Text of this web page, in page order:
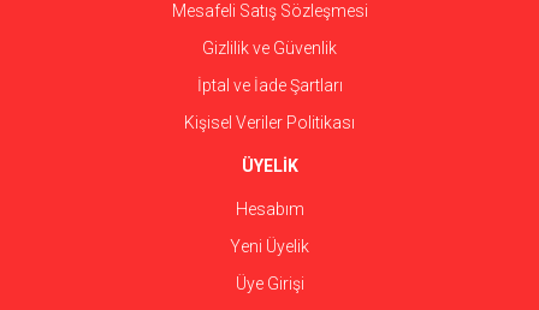
Mesafeli Satış Sözleşmesi
Gizlilik ve Güvenlik
İptal ve İade Şartları
Kişisel Veriler Politikası
ÜYELİK
Hesabım
Yeni Üyelik
Üye Girişi